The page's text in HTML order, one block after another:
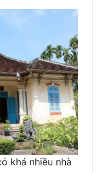
khá nhiều nhà